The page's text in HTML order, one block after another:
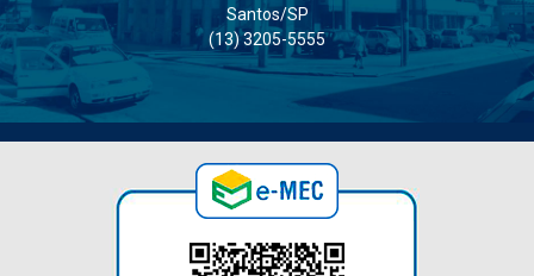
Santos/SP
(13) 3205-5555